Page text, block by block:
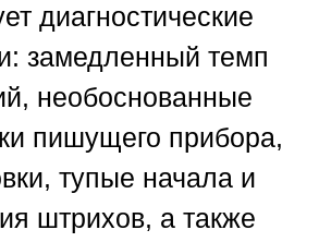
диагностические
замедленный темп
необоснованные
пишущего прибора,
тупые начала и
штрихов, а также